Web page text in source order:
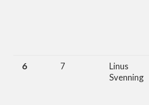
6 7
Linus
Svenning